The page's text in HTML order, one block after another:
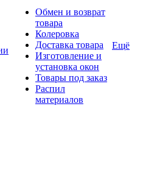
Обмен и возврат
товара
Колеровка
Доставка товара
Изготовление и
установка окон
Товары под заказ
Распил
материалов
Ещё